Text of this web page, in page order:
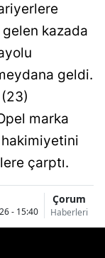
Artvin
Aydın
Balıkesir
Bingöl
Bitlis
Burdur
kazada
geldi.
marka
çarptı.
- 15:40
Çorum
Haberleri